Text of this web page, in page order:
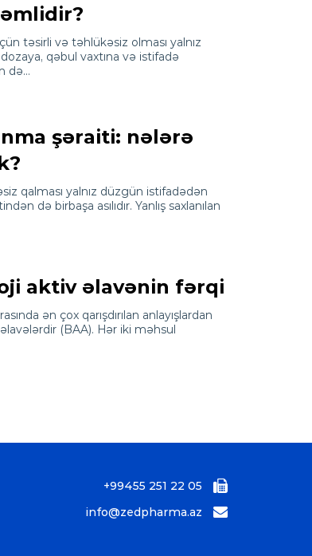
təsirli və təhlükəsiz olması yalnız
qəbul vaxtına və istifadə
də…
şəraiti: nələrə
qalması yalnız düzgün istifadədən
də birbaşa asılıdır. Yanlış saxlanılan
aktiv əlavənin fərqi
ən çox qarışdırılan anlayışlardan
(BAA). Hər iki məhsul
+99455 251 22 05
info@zedpharma.az